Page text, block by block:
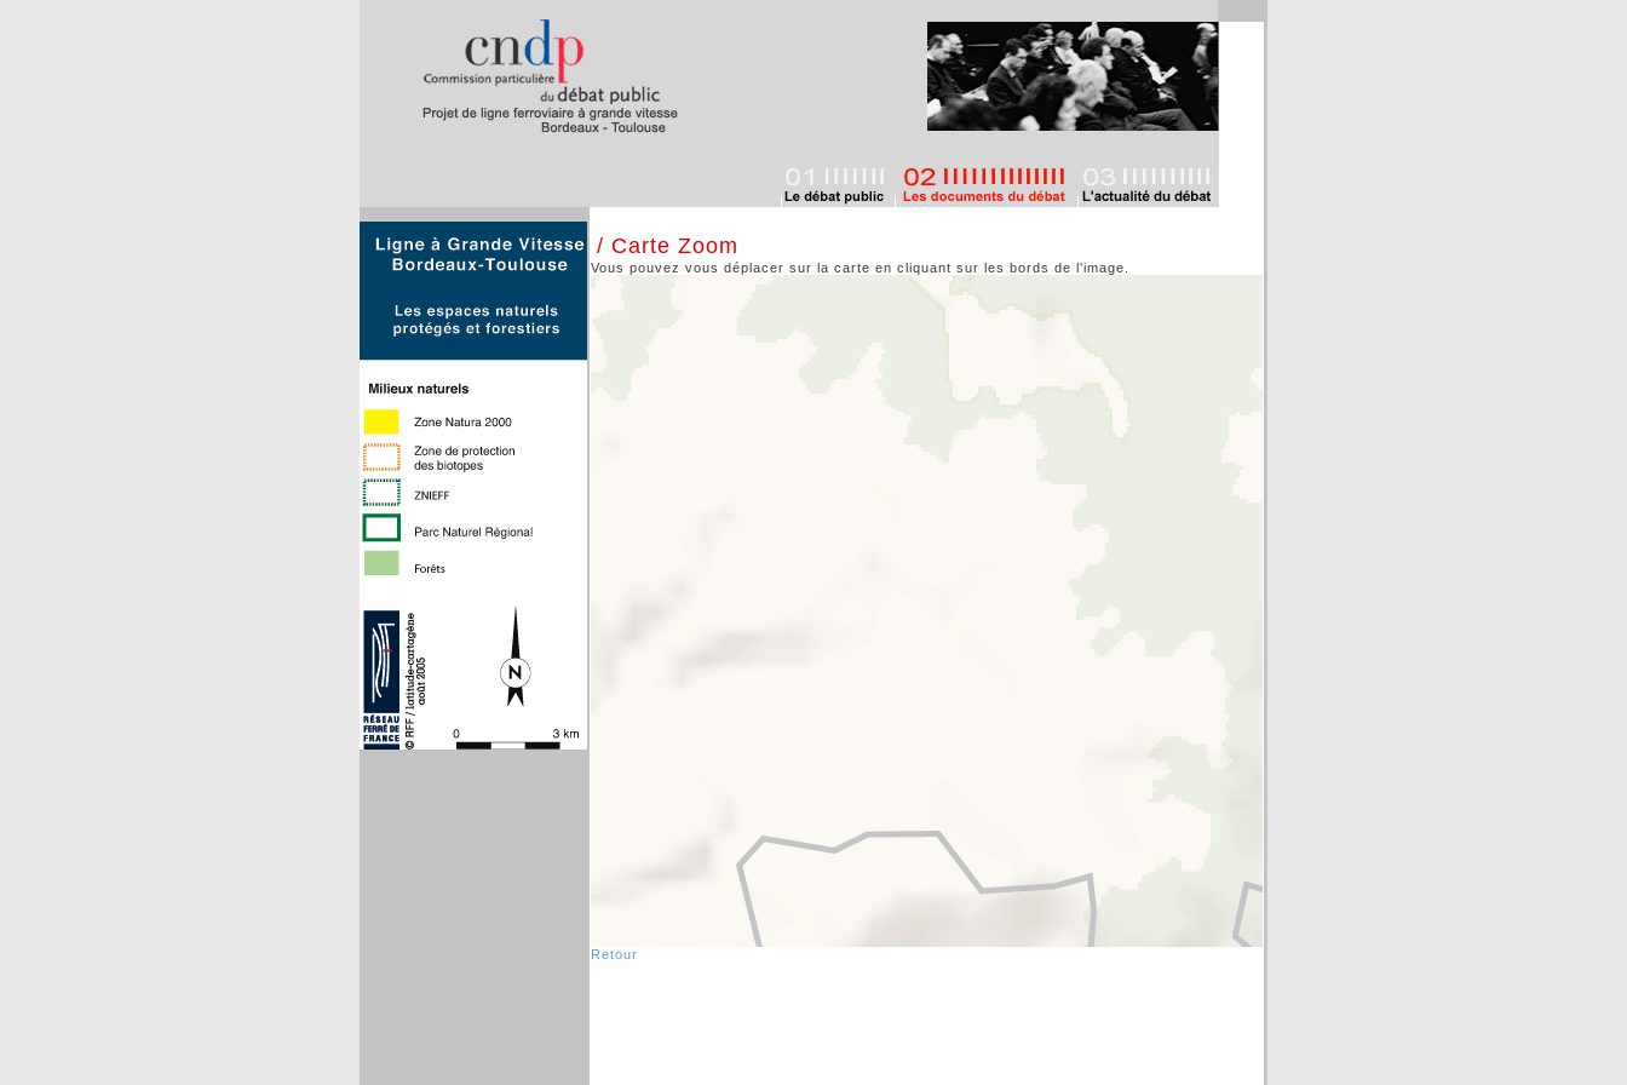
/ Carte Zoom
Vous pouvez vous déplacer sur la carte en cliquant sur les bords de l'image.
Retour